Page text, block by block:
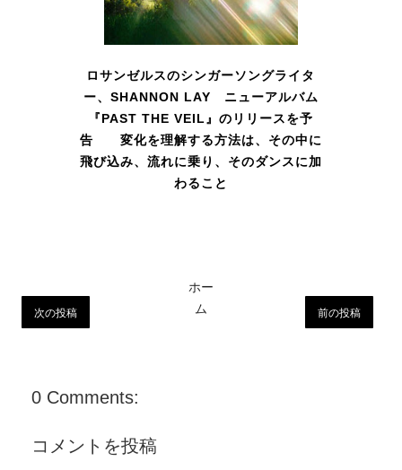
ロサンゼルスのシンガーソングライタ
ー、SHANNON LAY ニューアルバム
『PAST THE VEIL』のリリースを予
告 変化を理解する方法は、その中に
飛び込み、流れに乗り、そのダンスに加
わること
次の投稿 前の投稿
ホー
ム
0 Comments:
コメントを投稿